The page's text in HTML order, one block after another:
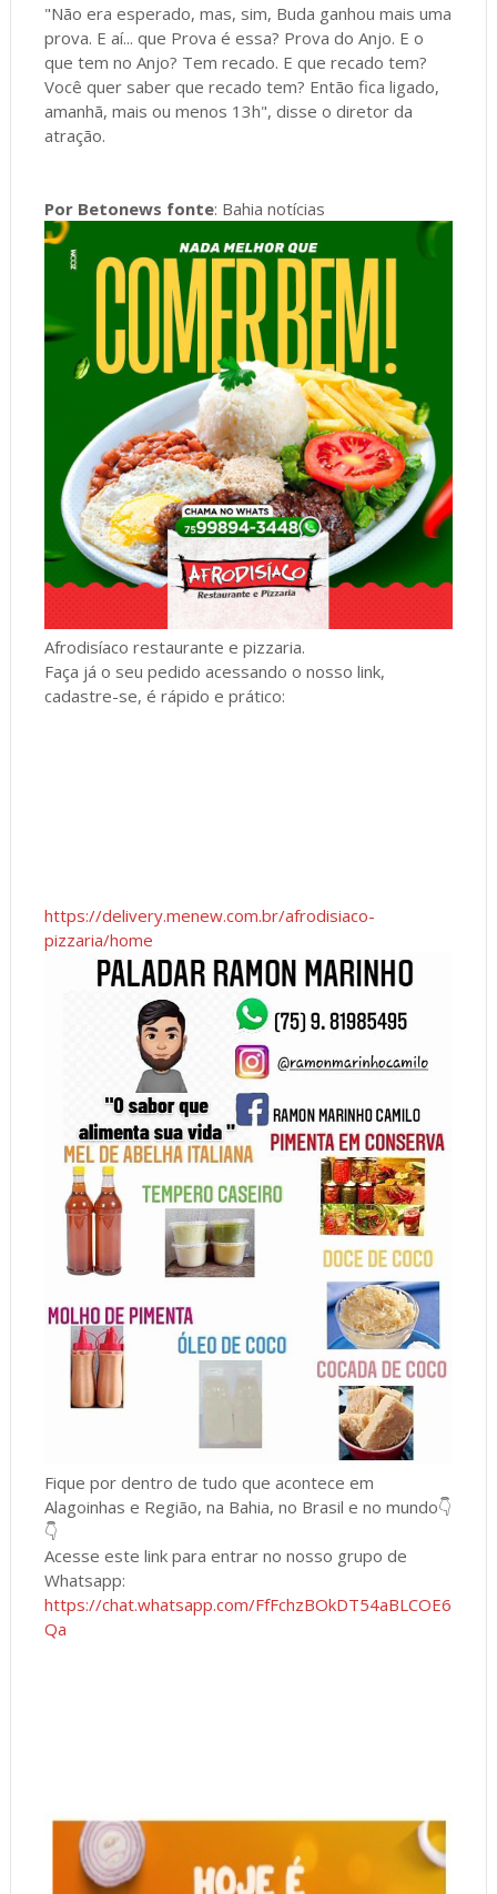
"Não era esperado, mas, sim, Buda ganhou mais uma
prova. E aí... que Prova é essa? Prova do Anjo. E o
que tem no Anjo? Tem recado. E que recado tem?
Você quer saber que recado tem? Então fica ligado,
amanhã, mais ou menos 13h", disse o diretor da
atração.
Por Betonews fonte: Bahia notícias
Afrodisíaco restaurante e pizzaria.
Faça já o seu pedido acessando o nosso link,
cadastre-se, é rápido e prático:
https://delivery.menew.com.br/afrodisiaco-
pizzaria/home
Fique por dentro de tudo que acontece em
Alagoinhas e Região, na Bahia, no Brasil e no mundo👇
👇
Acesse este link para entrar no nosso grupo de
Whatsapp:
https://chat.whatsapp.com/FfFchzBOkDT54aBLCOE6
Qa